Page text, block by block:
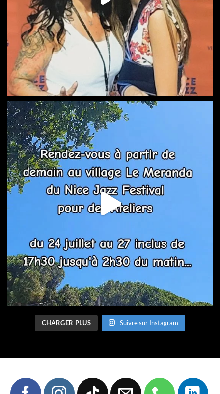
CHARGER PLUS Suivre sur Instagram